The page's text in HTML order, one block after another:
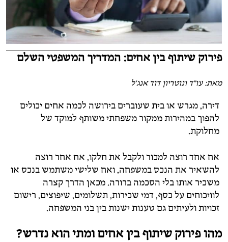
פירוק שיתוף בין אחים: המדריך המשפטי השלם
מאת: עו"ד ונוטריון דוד אנג'ל
דירה, מגרש או בית שעוברים בירושה לכמה אחים יכולים
להפוך במהירות ממקור משפחתי משותף למוקד של
מחלוקת.
אח אחד רוצה למכור ולקבל את חלקו, אח אחר רוצה
להשאיר את הנכס במשפחה, ואח שלישי משתמש בנכס או
משכיר אותו בלי הסכמה ברורה. מכאן הדרך קצרה
לוויכוחים על כסף, דמי שכירות, תשלומים, שיפוצים, רישום
זכויות ולעיתים גם טענות ישנות בין בני המשפחה.
מהו פירוק שיתוף בין אחים ומתי הוא נדרש?